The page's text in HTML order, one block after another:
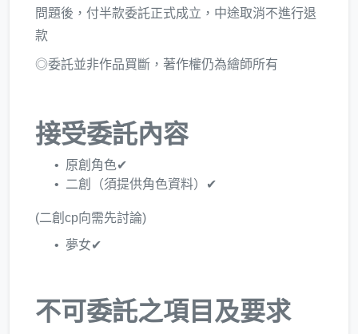
問題後，付半款委託正式成立，中途取消不進行退
款
◎委託並非作品買斷，著作權仍為繪師所有
接受委託內容
原創角色✔
二創（須提供角色資料）✔
(二創cp向需先討論)
夢女✔
不可委託之項目及要求